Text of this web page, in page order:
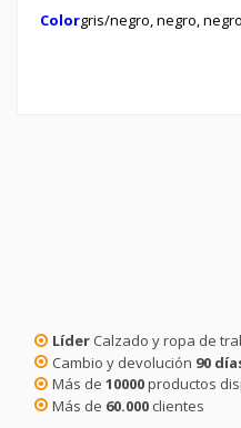
Colorgris/negro, negro,
Líder Calzado y ropa de
Cambio y devolución 90
Más de 10000productos
Más de 60.000 clientes